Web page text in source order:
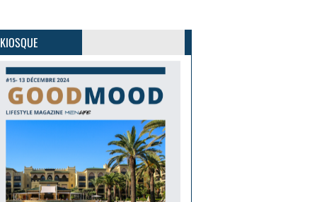
PLUS D'INFOS